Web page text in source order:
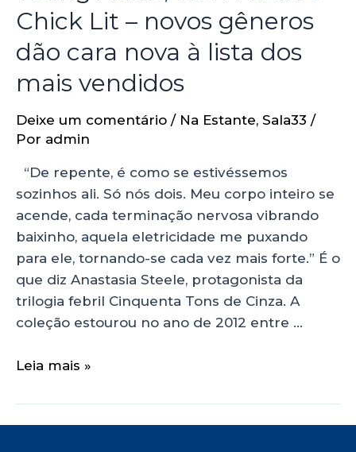
Chick Lit – novos gêneros
dão cara nova à lista dos
mais vendidos
Deixe um comentário / Na Estante, Sala33 /
Por admin
“De repente, é como se estivéssemos
sozinhos ali. Só nós dois. Meu corpo inteiro se
acende, cada terminação nervosa vibrando
baixinho, aquela eletricidade me puxando
para ele, tornando-se cada vez mais forte.” É o
que diz Anastasia Steele, protagonista da
trilogia febril Cinquenta Tons de Cinza. A
coleção estourou no ano de 2012 entre …
Leia mais »